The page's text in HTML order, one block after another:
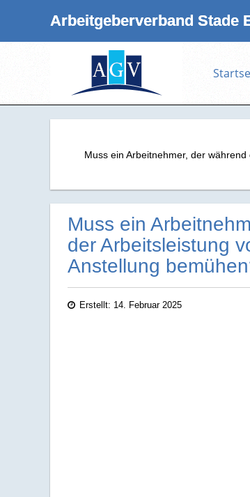
Arbeitgeberverband Stade
Muss ein Arbeitnehmer, der
Muss ein
der Arbeitsleistung
Anstellung
Erstellt: 14. Februar 2025